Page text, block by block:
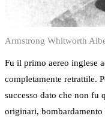
Armstrong Whitworth
Fu il primo aereo inglese
completamente retrattile.
successo dato che non
originari,